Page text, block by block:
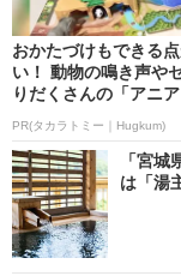
おかたづけもできる
い！ 動物の鳴き声や
りだくさんの「アニ
PR(タカラトミー｜Hugkum)
「宮
は「湯